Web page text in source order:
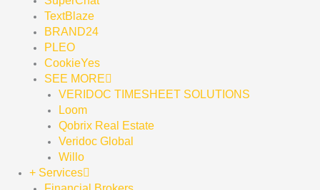
TextBlaze
BRAND24
PLEO
CookieYes
SEE MORE
VERIDOC TIMESHEET SOLUTIONS
Loom
Qobrix Real Estate
Veridoc Global
Willo
+ Services